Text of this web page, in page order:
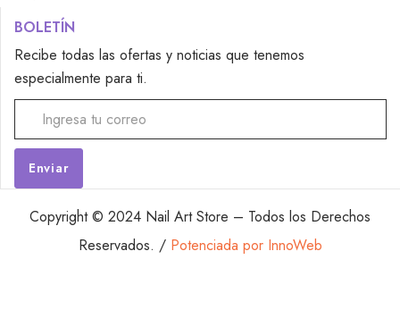
BOLETÍN
Recibe todas las ofertas y noticias que tenemos
especialmente para ti.
Copyright © 2024 Nail Art Store – Todos los Derechos
Reservados. / Potenciada por InnoWeb